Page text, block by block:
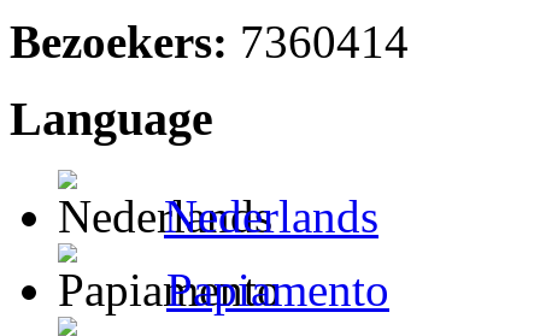
Bezoekers: 7360414
Language
Nederlands
Papiamento